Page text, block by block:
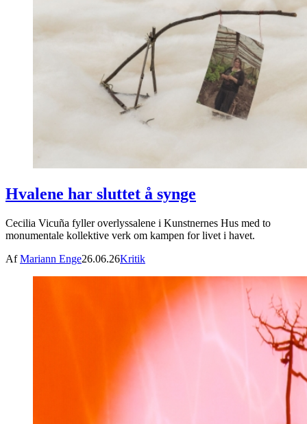
Hvalene har sluttet å synge
Cecilia Vicuña fyller overlyssalene i Kunstnernes Hus med to
monumentale kollektive verk om kampen for livet i havet.
AfMariann Enge26.06.26Kritik